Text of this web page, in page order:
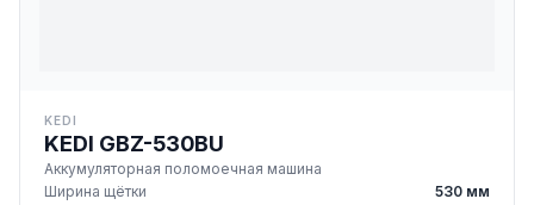
KEDI
KEDI GBZ-530BU
Аккумуляторная поломоечная машина
Ширина щётки
530 мм